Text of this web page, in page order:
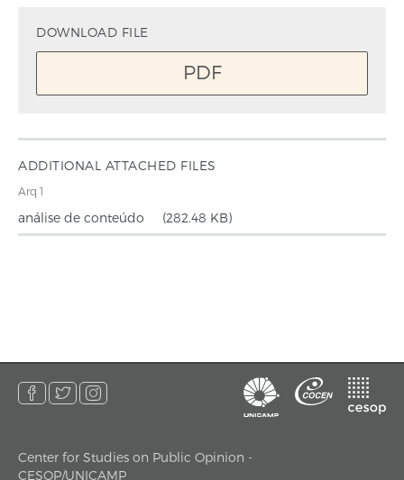
DOWNLOAD FILE
PDF
ADDITIONAL ATTACHED FILES
Arq 1
análise de conteúdo (282.48 KB)
address
Center for Studies on Public Opinion -
CESOP/UNICAMP